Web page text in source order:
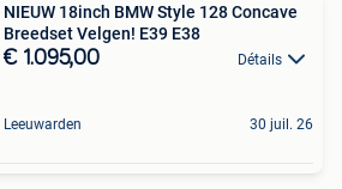
NIEUW 18inch BMW Style 128 Concave
Breedset Velgen! E39 E38
€ 1.095,00 Détails
Leeuwarden 30 juil. 26